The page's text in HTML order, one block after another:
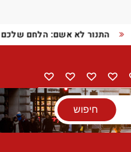
התנור לא אשם: הלחם
טיוליםאודותצור
קשר
מדיניות
פרטיות
הצהרת
נגישות